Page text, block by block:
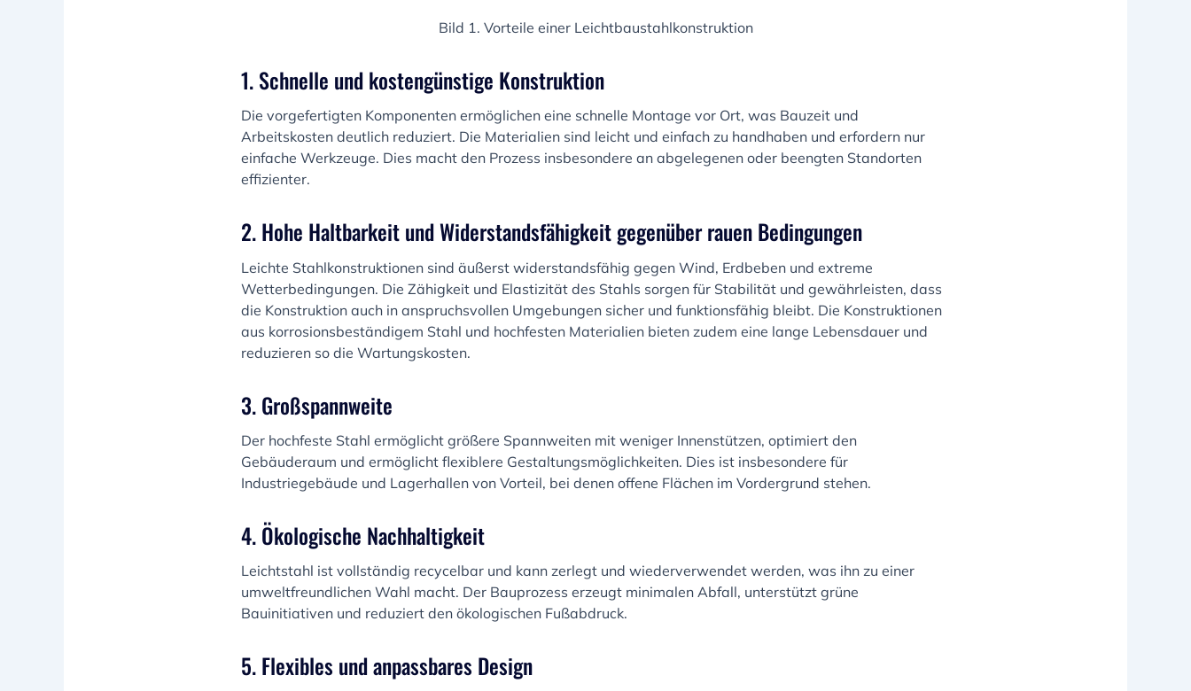
Bild 1. Vorteile einer Leichtbaustahlkonstruktion
1. Schnelle und kostengünstige Konstruktion
Die vorgefertigten Komponenten ermöglichen eine schnelle Montage vor Ort, was Bauzeit und
Arbeitskosten deutlich reduziert. Die Materialien sind leicht und einfach zu handhaben und erfordern nur
einfache Werkzeuge. Dies macht den Prozess insbesondere an abgelegenen oder beengten Standorten
effizienter.
2. Hohe Haltbarkeit und Widerstandsfähigkeit gegenüber rauen Bedingungen
Leichte Stahlkonstruktionen sind äußerst widerstandsfähig gegen Wind, Erdbeben und extreme
Wetterbedingungen. Die Zähigkeit und Elastizität des Stahls sorgen für Stabilität und gewährleisten, dass
die Konstruktion auch in anspruchsvollen Umgebungen sicher und funktionsfähig bleibt. Die Konstruktionen
aus korrosionsbeständigem Stahl und hochfesten Materialien bieten zudem eine lange Lebensdauer und
reduzieren so die Wartungskosten.
3. Großspannweite
Der hochfeste Stahl ermöglicht größere Spannweiten mit weniger Innenstützen, optimiert den
Gebäuderaum und ermöglicht flexiblere Gestaltungsmöglichkeiten. Dies ist insbesondere für
Industriegebäude und Lagerhallen von Vorteil, bei denen offene Flächen im Vordergrund stehen.
4. Ökologische Nachhaltigkeit
Leichtstahl ist vollständig recycelbar und kann zerlegt und wiederverwendet werden, was ihn zu einer
umweltfreundlichen Wahl macht. Der Bauprozess erzeugt minimalen Abfall, unterstützt grüne
Bauinitiativen und reduziert den ökologischen Fußabdruck.
5. Flexibles und anpassbares Design